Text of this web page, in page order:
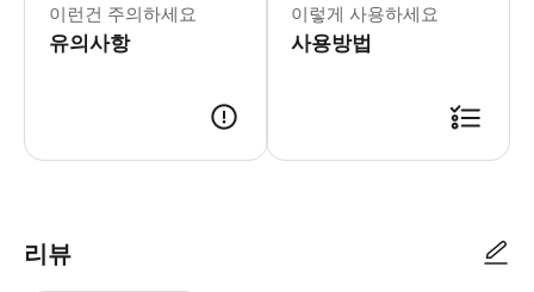
이런건 주의하세요
유의사항
이렇게 사용하세요
사용방법
리뷰